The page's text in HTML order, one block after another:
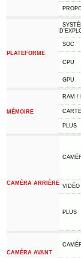
PLATEFORME
SOC
CPU
GPU
MÉMOIRE
RAM /
PLUS
CAMÉRA ARRIÈRE VIDÉO
PLUS
CAMÉRA AVANT